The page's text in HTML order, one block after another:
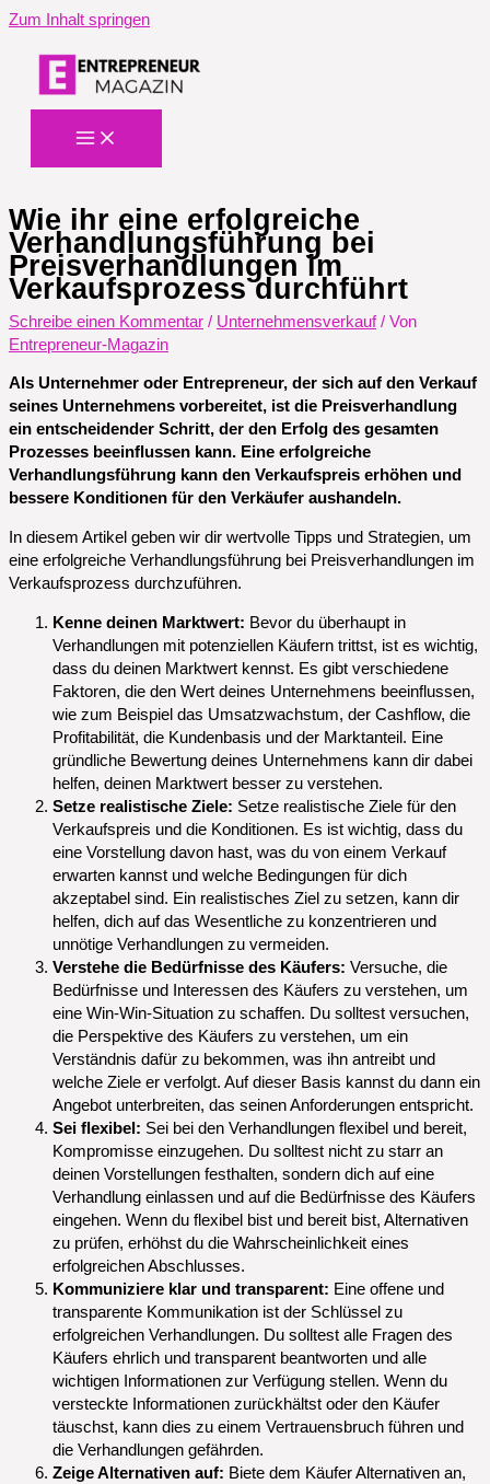
Zum Inhalt springen
Wie ihr eine erfolgreiche
Verhandlungsführung bei
Preisverhandlungen im
Verkaufsprozess durchführt
Schreibe einen Kommentar / Unternehmensverkauf/ Von
Entrepreneur-Magazin
Als Unternehmer oder Entrepreneur, der sich auf den Verkauf
seines Unternehmens vorbereitet, ist die Preisverhandlung
ein entscheidender Schritt, der den Erfolg des gesamten
Prozesses beeinflussen kann. Eine erfolgreiche
Verhandlungsführung kann den Verkaufspreis erhöhen und
bessere Konditionen für den Verkäufer aushandeln.
In diesem Artikel geben wir dir wertvolle Tipps und Strategien, um
eine erfolgreiche Verhandlungsführung bei Preisverhandlungen im
Verkaufsprozess durchzuführen.
Kenne deinen Marktwert: Bevor du überhaupt in
Verhandlungen mit potenziellen Käufern trittst, ist es wichtig,
dass du deinen Marktwert kennst. Es gibt verschiedene
Faktoren, die den Wert deines Unternehmens beeinflussen,
wie zum Beispiel das Umsatzwachstum, der Cashflow, die
Profitabilität, die Kundenbasis und der Marktanteil. Eine
gründliche Bewertung deines Unternehmens kann dir dabei
helfen, deinen Marktwert besser zu verstehen.
Setze realistische Ziele: Setze realistische Ziele für den
Verkaufspreis und die Konditionen. Es ist wichtig, dass du
eine Vorstellung davon hast, was du von einem Verkauf
erwarten kannst und welche Bedingungen für dich
akzeptabel sind. Ein realistisches Ziel zu setzen, kann dir
helfen, dich auf das Wesentliche zu konzentrieren und
unnötige Verhandlungen zu vermeiden.
Verstehe die Bedürfnisse des Käufers: Versuche, die
Bedürfnisse und Interessen des Käufers zu verstehen, um
eine Win-Win-Situation zu schaffen. Du solltest versuchen,
die Perspektive des Käufers zu verstehen, um ein
Verständnis dafür zu bekommen, was ihn antreibt und
welche Ziele er verfolgt. Auf dieser Basis kannst du dann ein
Angebot unterbreiten, das seinen Anforderungen entspricht.
Sei flexibel: Sei bei den Verhandlungen flexibel und bereit,
Kompromisse einzugehen. Du solltest nicht zu starr an
deinen Vorstellungen festhalten, sondern dich auf eine
Verhandlung einlassen und auf die Bedürfnisse des Käufers
eingehen. Wenn du flexibel bist und bereit bist, Alternativen
zu prüfen, erhöhst du die Wahrscheinlichkeit eines
erfolgreichen Abschlusses.
Kommuniziere klar und transparent: Eine offene und
transparente Kommunikation ist der Schlüssel zu
erfolgreichen Verhandlungen. Du solltest alle Fragen des
Käufers ehrlich und transparent beantworten und alle
wichtigen Informationen zur Verfügung stellen. Wenn du
versteckte Informationen zurückhältst oder den Käufer
täuschst, kann dies zu einem Vertrauensbruch führen und
die Verhandlungen gefährden.
Zeige Alternativen auf: Biete dem Käufer Alternativen an,